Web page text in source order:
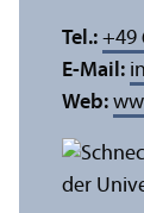
Tel.: +49
E-Mail:
Web: